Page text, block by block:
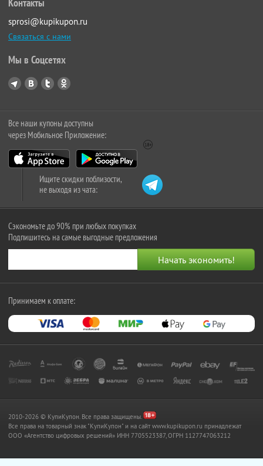
sprosi@kupikupon.ru
Связаться с нами
Мы в Соцсетях
Все наши купоны доступны
через Мобильное Приложение:
Ищите скидки поблизости,
не выходя из чата:
Сэкономьте до 90% при любых покупках
Подпишитесь на самые выгодные предложения
Принимаем к оплате:
2010-2026 © КупиКупон. Все права защищены.
Все права на товарный знак "КупиКупон" и на сайт www.kupikupon.ru принадлежат
OOO «Агентство цифровых решений» ИНН 7705523387, ОГРН 1127747063212